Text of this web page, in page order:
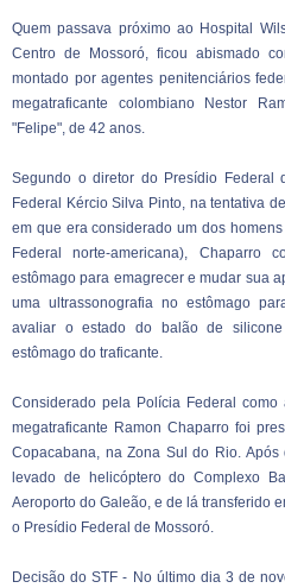
Quem passava próximo ao Hospital
Centro de Mossoró, ficou abismado
montado por agentes penitenciários
megatraficante colombiano Nestor
"Felipe", de 42 anos.
Segundo o diretor do Presídio Federal
Federal Kércio Silva Pinto, na tentativa
em que era considerado um dos
Federal norte-americana), Chaparro
estômago para emagrecer e mudar sua
uma ultrassonografia no estômago
avaliar o estado do balão de
estômago do traficante.
Considerado pela Polícia Federal
megatraficante Ramon Chaparro foi
Copacabana, na Zona Sul do Rio.
levado de helicóptero do Complexo
Aeroporto do Galeão, e de lá transferido
o Presídio Federal de Mossoró.
Decisão do STF - No último dia 3 de